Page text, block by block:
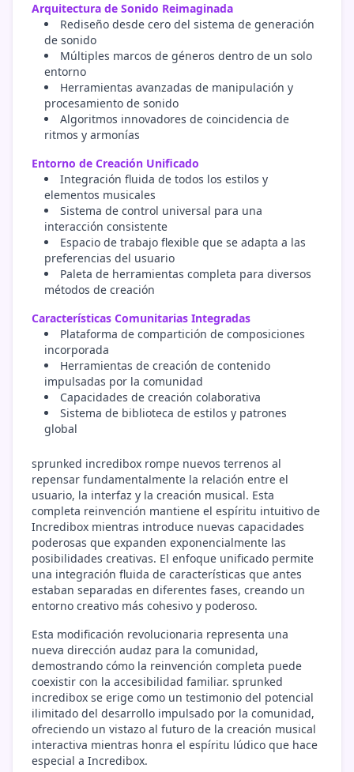
Arquitectura de Sonido Reimaginada
Rediseño desde cero del sistema de generación
de sonido
Múltiples marcos de géneros dentro de un solo
entorno
Herramientas avanzadas de manipulación y
procesamiento de sonido
Algoritmos innovadores de coincidencia de
ritmos y armonías
Entorno de Creación Unificado
Integración fluida de todos los estilos y
elementos musicales
Sistema de control universal para una
interacción consistente
Espacio de trabajo flexible que se adapta a las
preferencias del usuario
Paleta de herramientas completa para diversos
métodos de creación
Características Comunitarias Integradas
Plataforma de compartición de composiciones
incorporada
Herramientas de creación de contenido
impulsadas por la comunidad
Capacidades de creación colaborativa
Sistema de biblioteca de estilos y patrones
global
sprunked incredibox rompe nuevos terrenos al
repensar fundamentalmente la relación entre el
usuario, la interfaz y la creación musical. Esta
completa reinvención mantiene el espíritu intuitivo de
Incredibox mientras introduce nuevas capacidades
poderosas que expanden exponencialmente las
posibilidades creativas. El enfoque unificado permite
una integración fluida de características que antes
estaban separadas en diferentes fases, creando un
entorno creativo más cohesivo y poderoso.
Esta modificación revolucionaria representa una
nueva dirección audaz para la comunidad,
demostrando cómo la reinvención completa puede
coexistir con la accesibilidad familiar. sprunked
incredibox se erige como un testimonio del potencial
ilimitado del desarrollo impulsado por la comunidad,
ofreciendo un vistazo al futuro de la creación musical
interactiva mientras honra el espíritu lúdico que hace
especial a Incredibox.